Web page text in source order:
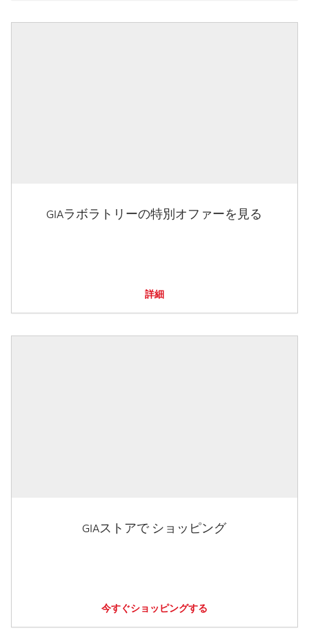
GIAラボラトリーの特別オファーを見る
詳細
GIAストアで ショッピング
今すぐショッピングする